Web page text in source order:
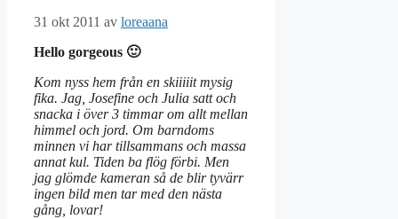
31 okt 2011 av loreaana
Hello gorgeous 🙂
Kom nyss hem från en skiiiiit mysig
fika. Jag, Josefine och Julia satt och
snacka i över 3 timmar om allt mellan
himmel och jord. Om barndoms
minnen vi har tillsammans och massa
annat kul. Tiden ba flög förbi. Men
jag glömde kameran så de blir tyvärr
ingen bild men tar med den nästa
gång, lovar!